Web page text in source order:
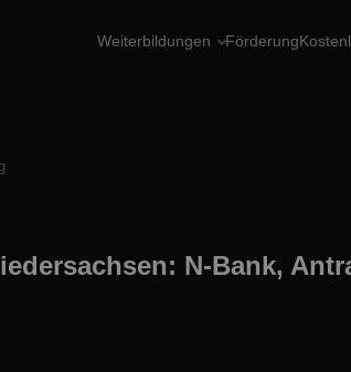
Weiterbildungen Förderung
N-Bank,